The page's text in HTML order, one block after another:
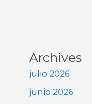
Archives
julio 2026
junio 2026